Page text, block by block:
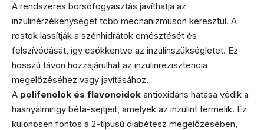
A rendszeres borsófogyasztás javíthatja az
inzulinérzékenységet több mechanizmuson keresztül. A
rostok lassítják a szénhidrátok emésztését és
felszívódását, így csökkentve az inzulinszükségletet. Ez
hosszú távon hozzájárulhat az inzulinrezisztencia
megelőzéséhez vagy javításához.
A polifenolok és flavonoidok antioxidáns hatása védik a
hasnyálmirigy béta-sejtjeit, amelyek az inzulint termelik. Ez
különösen fontos a 2-típusú diabétesz megelőzésében,